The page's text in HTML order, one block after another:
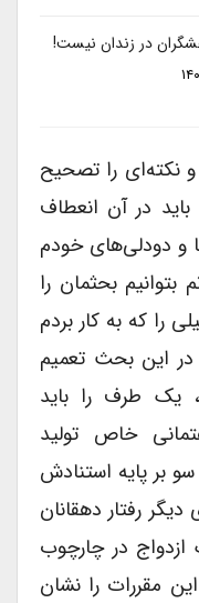
در زندان نیست!
نکته‌ای را تصحیح
در آن انعطاف
و دودلی‌های خودم
بحثمان را
که به کار بردم
در این بحث تعمیم
یک طرف را باید
خاص تولید
بر پایه استنادش
رفتار دهقانان
در چارچوب
مقررات را نشان